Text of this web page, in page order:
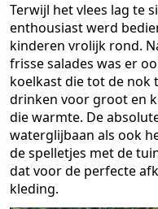
Terwijl het vlees lag te
enthousiast werd
kinderen vrolijk rond.
frisse salades was er
koelkast die tot de nok
drinken voor groot en
die warmte. De
waterglijbaan als ook
de spelletjes met de
dat voor de perfecte
kleding.